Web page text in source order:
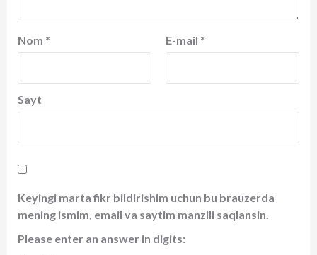
Nom * E-mail *
Sayt
Keyingi marta fikr bildirishim uchun bu brauzerda
mening ismim, email va saytim manzili saqlansin.
Please enter an answer in digits: